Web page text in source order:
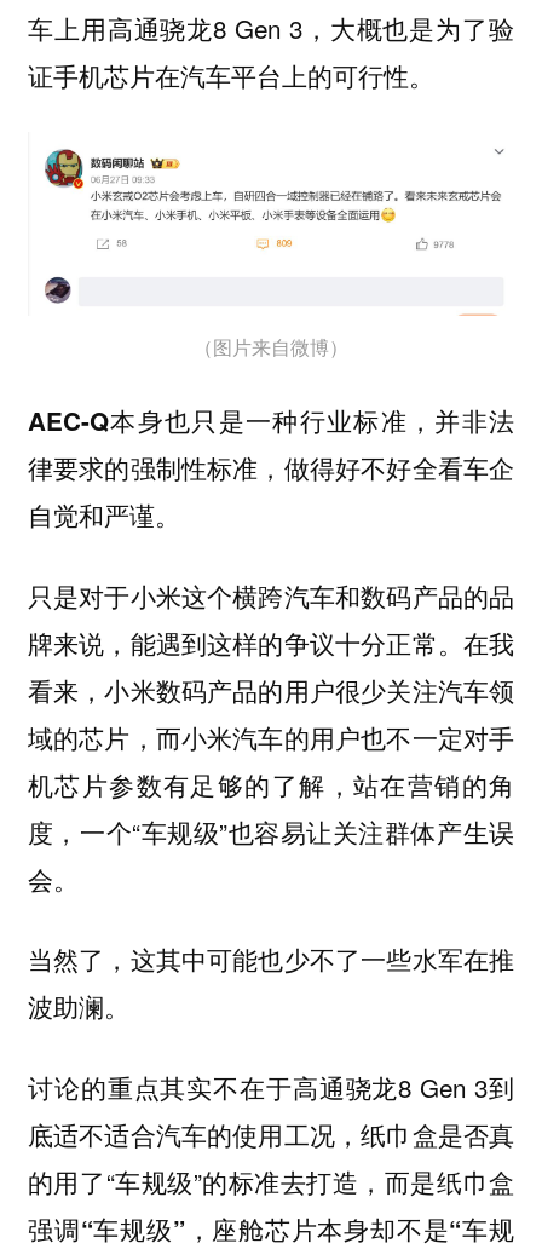
车上用高通骁龙8 Gen 3，大概也是为了验
证手机芯片在汽车平台上的可行性。
（图片来自微博）
AEC-Q本身也只是一种行业标准，并非法
律要求的强制性标准，做得好不好全看车企
自觉和严谨。
只是对于小米这个横跨汽车和数码产品的品
牌来说，能遇到这样的争议十分正常。在我
看来，小米数码产品的用户很少关注汽车领
域的芯片，而小米汽车的用户也不一定对手
机芯片参数有足够的了解，站在营销的角
度，一个“车规级”也容易让关注群体产生误
会。
当然了，这其中可能也少不了一些水军在推
波助澜。
讨论的重点其实不在于高通骁龙8 Gen 3到
底适不适合汽车的使用工况，纸巾盒是否真
的用了“车规级”的标准去打造， 而是纸巾盒
强调“车规级”，座舱芯片本身却不是“车规